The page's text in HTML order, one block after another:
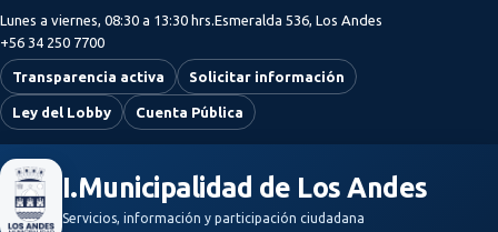
Saltar al contenido principal
Lunes a viernes, 08:30 a 13:30 hrs.Esmeralda 536, Los Andes
+56 34 250 7700
Transparencia activa Solicitar información
Ley del Lobby Cuenta Pública
I.Municipalidad de Los Andes
Servicios, información y participación ciudadana